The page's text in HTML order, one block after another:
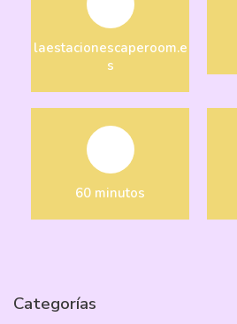
laestacionescaperoom.e
s
60 minutos
Categorías